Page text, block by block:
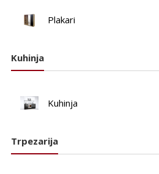
Plakari
Kuhinja
Kuhinja
Trpezarija